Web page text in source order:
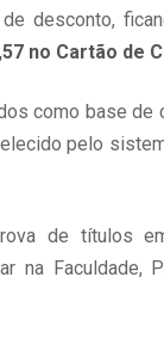
desconto,
no Cartão de
como base de
pelo
de títulos
na